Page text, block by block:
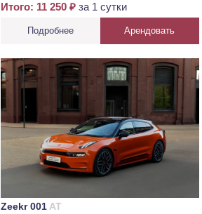
Итого: 11 250 ₽ за 1 сутки
Подробнее Арендовать
Zeekr 001 AT